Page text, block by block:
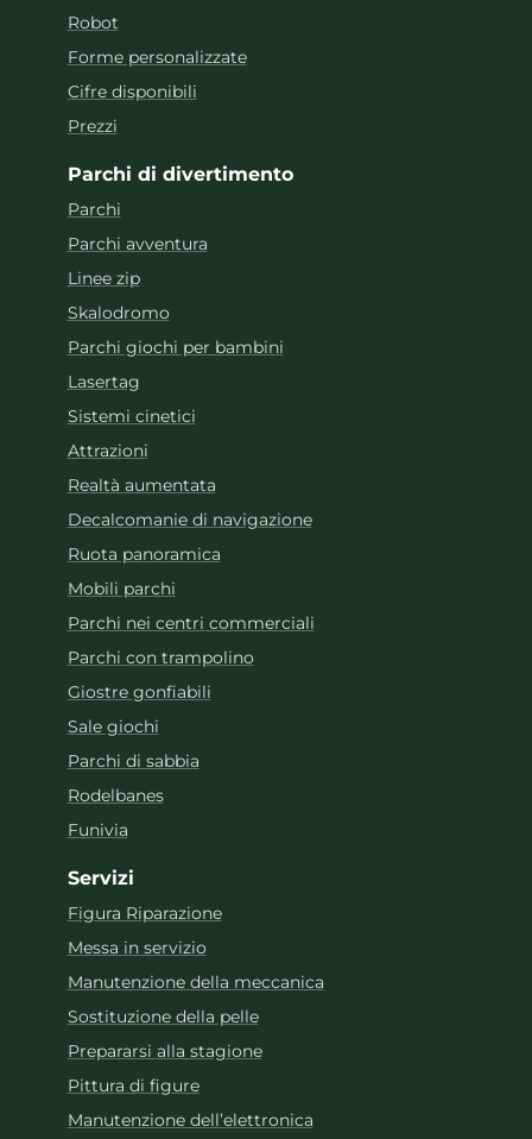
Robot
Forme personalizzate
Cifre disponibili
Prezzi
Parchi di divertimento
Parchi
Parchi avventura
Linee zip
Skalodromo
Parchi giochi per bambini
Lasertag
Sistemi cinetici
Attrazioni
Realtà aumentata
Decalcomanie di navigazione
Ruota panoramica
Mobili parchi
Parchi nei centri commerciali
Parchi con trampolino
Giostre gonfiabili
Sale giochi
Parchi di sabbia
Rodelbanes
Funivia
Servizi
Figura Riparazione
Messa in servizio
Manutenzione della meccanica
Sostituzione della pelle
Prepararsi alla stagione
Pittura di figure
Manutenzione dell’elettronica